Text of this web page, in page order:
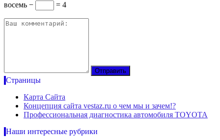
восемь − = 4
Страницы
Карта Сайта
Концепция сайта vestaz.ru о чем мы и зачем!?
Профессиональная диагностика автомобиля TOYOTA
Наши интересные рубрики